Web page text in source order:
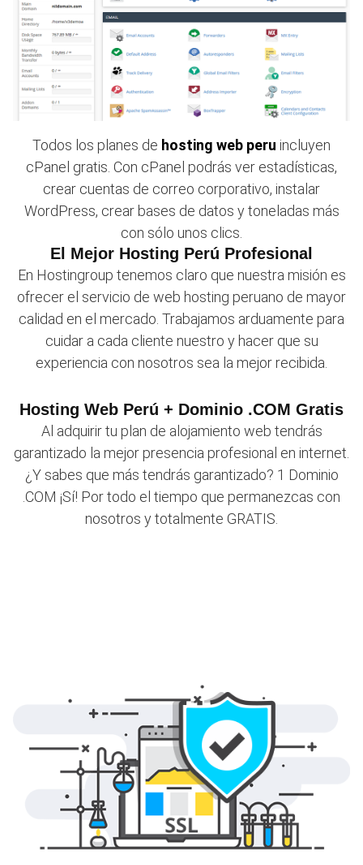
Todos los planes de hosting web peru incluyen
cPanel gratis. Con cPanel podrás ver estadísticas,
crear cuentas de correo corporativo, instalar
WordPress, crear bases de datos y toneladas más
con sólo unos clics.
El Mejor Hosting Perú Profesional
En Hostingroup tenemos claro que nuestra misión es
ofrecer el servicio de web hosting peruano de mayor
calidad en el mercado. Trabajamos arduamente para
cuidar a cada cliente nuestro y hacer que su
experiencia con nosotros sea la mejor recibida.
Hosting Web Perú + Dominio .COM Gratis
Al adquirir tu plan de alojamiento web tendrás
garantizado la mejor presencia profesional en internet.
¿Y sabes que más tendrás garantizado? 1 Dominio
.COM ¡Sí! Por todo el tiempo que permanezcas con
nosotros y totalmente GRATIS.